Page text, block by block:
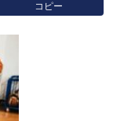
コピー